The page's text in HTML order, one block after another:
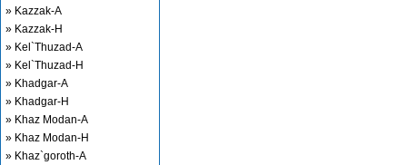
» Kazzak-A
» Kazzak-H
» Kel`Thuzad-A
» Kel`Thuzad-H
» Khadgar-A
» Khadgar-H
» Khaz Modan-A
» Khaz Modan-H
» Khaz`goroth-A